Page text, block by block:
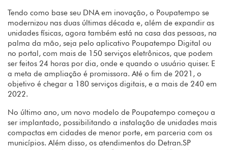
Tendo como base seu DNA em inovação, o Poupatempo se
modernizou nas duas últimas década e, além de expandir as
unidades físicas, agora também está na casa das pessoas, na
palma da mão, seja pelo aplicativo Poupatempo Digital ou
no portal, com mais de 150 serviços eletrônicos, que podem
ser feitos 24 horas por dia, onde e quando o usuário quiser. E
a meta de ampliação é promissora. Até o fim de 2021, o
objetivo é chegar a 180 serviços digitais, e a mais de 240 em
2022.
No último ano, um novo modelo de Poupatempo começou a
ser implantado, possibilitando a instalação de unidades mais
compactas em cidades de menor porte, em parceria com os
municípios. Além disso, os atendimentos do Detran.SP